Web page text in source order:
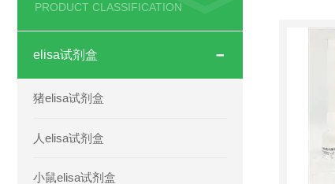
PRODUCT CLASSIFICATION
elisa试剂盒
猪elisa试剂盒
人elisa试剂盒
小鼠elisa试剂盒